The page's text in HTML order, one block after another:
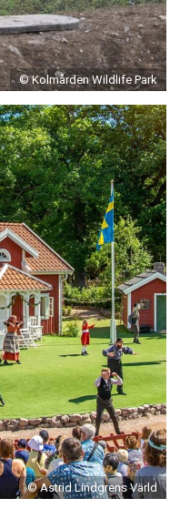
© Kolmården Wildlife Park
© Astrid Lindgrens Värld